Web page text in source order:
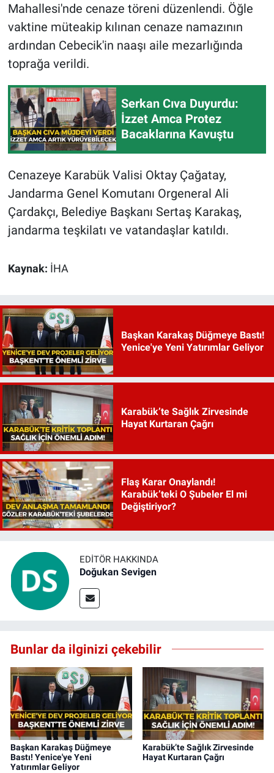
Mahallesi'nde cenaze töreni düzenlendi. Öğle
vaktine müteakip kılınan cenaze namazının
ardından Cebecik'in naaşı aile mezarlığında
toprağa verildi.
Serkan Cıva Duyurdu:
İzzet Amca Protez
Bacaklarına Kavuştu
Cenazeye Karabük Valisi Oktay Çağatay,
Jandarma Genel Komutanı Orgeneral Ali
Çardakçı, Belediye Başkanı Sertaş Karakaş,
jandarma teşkilatı ve vatandaşlar katıldı.
Kaynak: İHA
Başkan Karakaş Düğmeye Bastı!
Yenice'ye Yeni Yatırımlar Geliyor
Karabük’te Sağlık Zirvesinde
Hayat Kurtaran Çağrı
Flaş Karar Onaylandı!
Karabük’teki O Şubeler El mi
Değiştiriyor?
EDITÖR HAKKINDA
Doğukan Sevigen
Bunlar da ilginizi çekebilir
Başkan Karakaş Düğmeye
Bastı! Yenice'ye Yeni
Yatırımlar Geliyor
Karabük’te Sağlık Zirvesinde
Hayat Kurtaran Çağrı